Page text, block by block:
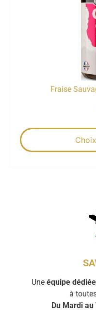
Fraise
Une équipe
à
Du Mardi